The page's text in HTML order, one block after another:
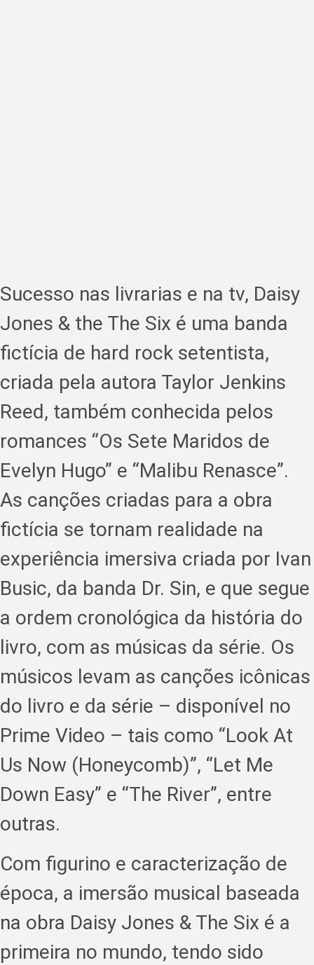
Sucesso nas livrarias e na tv, Daisy
Jones & the The Six é uma banda
fictícia de hard rock setentista,
criada pela autora Taylor Jenkins
Reed, também conhecida pelos
romances “Os Sete Maridos de
Evelyn Hugo” e “Malibu Renasce”.
As canções criadas para a obra
fictícia se tornam realidade na
experiência imersiva criada por Ivan
Busic, da banda Dr. Sin, e que segue
a ordem cronológica da história do
livro, com as músicas da série. Os
músicos levam as canções icônicas
do livro e da série – disponível no
Prime Video – tais como “Look At
Us Now (Honeycomb)”, “Let Me
Down Easy” e “The River”, entre
outras.
Com figurino e caracterização de
época, a imersão musical baseada
na obra Daisy Jones & The Six é a
primeira no mundo, tendo sido